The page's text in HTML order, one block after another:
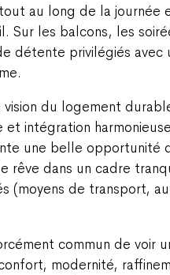
au long de la journée
Sur les balcons, les
détente privilégiés avec
du logement
et intégration
une belle opportunité
rêve dans un cadre
(moyens de transport,
commun de voir
modernité,